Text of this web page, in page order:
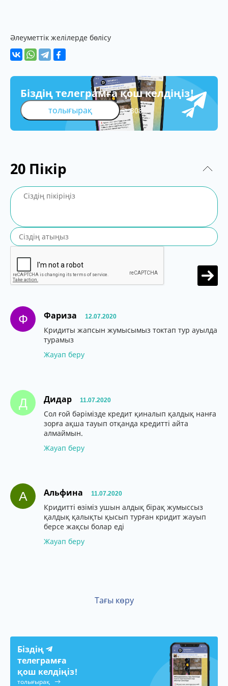
Әлеуметтік желілерде бөлісу
Біздің телеграмға қош келдіңіз!
толығырақ 308
20 Пікір
Ф Фариза 12.07.2020
Кридиты жапсын жумысымыз токтап тур ауылда
турамыз
Жауап беру
Д Дидар 11.07.2020
Сол ғой бәрімізде кредит қиналып қалдық нанға
зорға ақша тауып отқанда кредитті айта
алмаймын.
Жауап беру
А Альфина 11.07.2020
Кридитті өзіміз ушын алдық бірақ жумыссыз
қалдық қалықты қысып турған кридит жауып
берсе жақсы болар еді
Жауап беру
Тағы көру
Біздің
телеграмға
қош келдіңіз!
толығырақ